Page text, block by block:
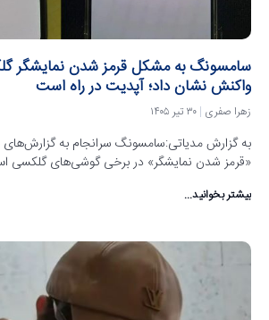
واکنش نشان داد؛ آپدیت در راه است
زهرا صفری ۳۰ تیر ۱۴۰۵
به گزارش مدیاتی:سامسونگ سرانجام به
«قرمز شدن نمایشگر» در برخی گوشی‌های گلکسی اس ۲۶ اولترا
بیشتر بخوانید...